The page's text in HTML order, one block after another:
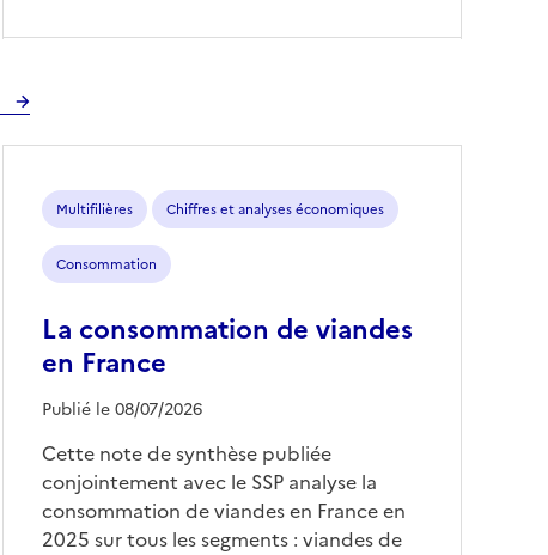
Multifilières Chiffres et analyses économiques
Consommation
La consommation de viandes
en France
Publié le 08/07/2026
Cette note de synthèse publiée
conjointement avec le SSP analyse la
consommation de viandes en France en
2025 sur tous les segments : viandes de